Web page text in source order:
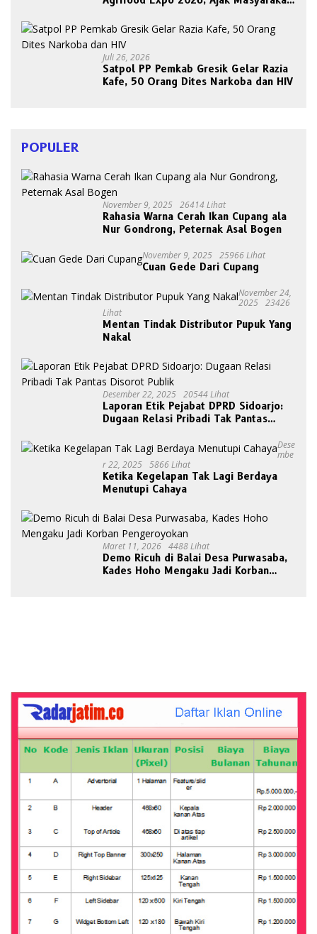
Juli 26, 2026
Satpol PP Pemkab Gresik Gelar Razia
Kafe, 50 Orang Dites Narkoba dan HIV
POPULER
November 9, 2025 26414 Lihat
Rahasia Warna Cerah Ikan Cupang ala
Nur Gondrong, Peternak Asal Bogen
November 9, 2025 25966 Lihat
Cuan Gede Dari Cupang
November 24,
2025 23426
Lihat
Mentan Tindak Distributor Pupuk Yang
Nakal
Desember 22, 2025 20544 Lihat
Laporan Etik Pejabat DPRD Sidoarjo:
Dugaan Relasi Pribadi Tak Pantas
Dese
Mbe
R 22, 2025 5866 Lihat
Ketika Kegelapan Tak Lagi Berdaya
Menutupi Cahaya
Maret 11, 2026 4488 Lihat
Demo Ricuh di Balai Desa Purwasaba,
Kades Hoho Mengaku Jadi Korban